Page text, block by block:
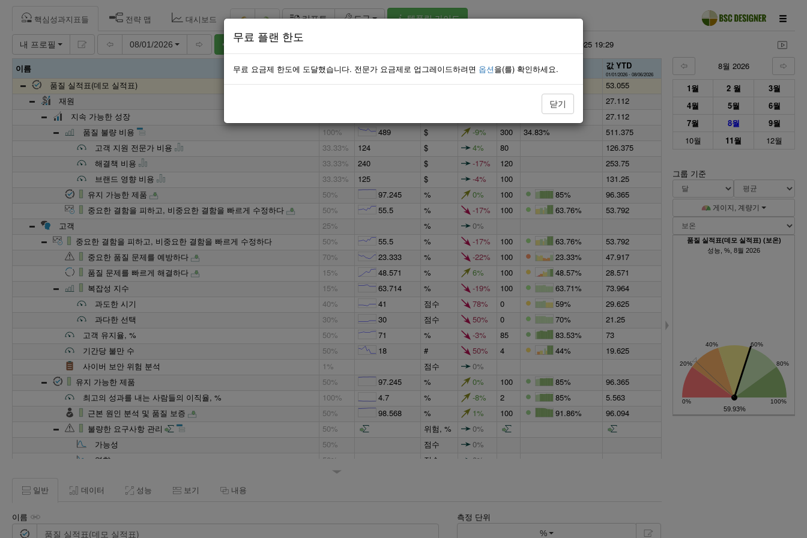
핵심성과지표들 전략 맵 대시보드 리포트 도구 템플릿 가이드
내 프로필 08/01/2026 추가 04/07/2025 19:29
이름 무게 값 동적 목표 프로그레스 값 YTD
01/01/2026 - 08/06/2026
품질 실적표(데모 실적표) 59.935 % 12% 100 52.31%
53.055
재원
34.83%
27.112
지속 가능한 성장
34.83%
27.112
품질 불량 비용
100% 489 $ -9% 300 34.83%
511.375
고객 지원 전문가 비용
33.33% 124 $ 4% 80
126.375
해결책 비용
33.33% 240 $ -17% 120
253.75
브랜드 영향 비용
33.33% 125 $ -4% 100
131.25
유지 가능한 제품
50% 97.245 % 0% 100 85%
96.365
중요한 결함을 피하고, 비중요한 결함을 빠르게 수정하다
50% 55.5 % -17% 100 63.76%
53.792
고객
25% %
0%
중요한 결함을 피하고, 비중요한 결함을 빠르게 수정하다
50% 55.5 % -17% 100 63.76%
53.792
중요한 품질 문제를 예방하다
70% 23.333 % -22% 100 23.33%
47.917
품질 문제를 빠르게 해결하다
15% 48.571 % 6% 100 48.57%
28.571
복잡성 지수
15% 63.714 % -19% 100 63.71%
73.964
과도한 시기
40% 41 점수 78% 0 59%
29.625
과다한 선택
30% 30 점수 50% 0 70%
21.25
고객 유지율, %
50% 71 % -3% 85 83.53%
73
기간당 불만 수
50% 18 # 50% 4 44%
19.625
사이버 보안 위험 분석
1% 점수
0%
유지 가능한 제품
50% 97.245 % 0% 100 85%
96.365
최고의 성과를 내는 사람들의 이직율, %
100% 4.7 % -8% 2 85%
5.563
근본 원인 분석 및 품질 보증
50% 98.568 % 1% 100 91.86%
96.094
불량한 요구사항 관리
50% 위험, %
0%
가능성
50% 점수
0%
영향
50% 점수
0%
1%
내부 비즈니스 프로세스
니어 미스 보고 교육
100% 85 % 13% 100 85%
59.375
일반 데이터 성능 보기 내용
이름 측정 단위
%
8월 2026
1월
2 월
3월
4월
5월
6월
7월
8월
9월
10월
11월 12월
그룹 기준
게이지, 계량기
품질 실적표(데모 실적표) (보온)
성능, %, 8월 2026
59.93%
무료 플랜 한도
무료 요금제 한도에 도달했습니다. 전문가 요금제로 업그레이드하려면 옵션을(를) 확인하세요.
닫기